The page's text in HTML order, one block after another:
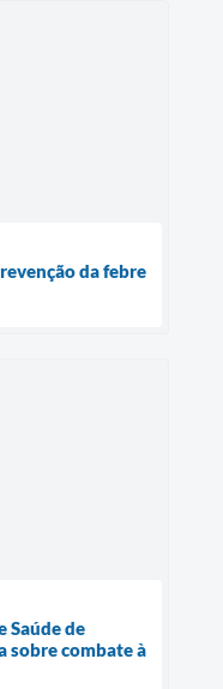
da febre
Saúde de
sobre combate à